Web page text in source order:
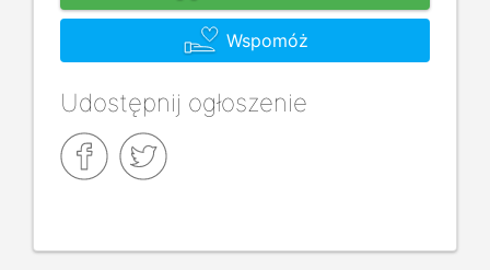
Wspomóż
Udostępnij ogłoszenie